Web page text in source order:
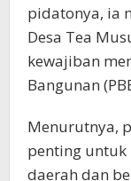
pidatonya, ia
Desa Tea
kewajiban
Bangunan
Menurutnya,
penting
daerah dan